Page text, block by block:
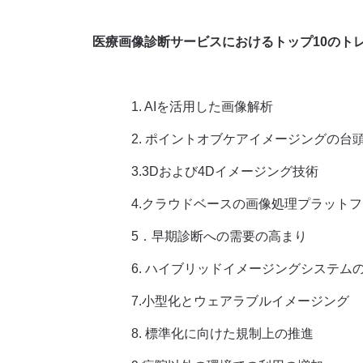
医療画像診断サービスにおけるトップ10のト
1. AIを活用した画像解析
2. ポイントオブケアイメージングの台
3.3Dおよび4Dイメージング技術
4.クラウドベースの画像処理プラット
5．早期診断への需要の高まり
6. ハイブリッドイメージングシステム
7.小型化とウェアラブルイメージング
8. 標準化に向けた規制上の推進